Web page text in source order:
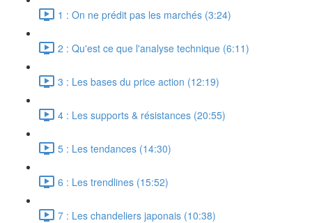
1 : On ne prédit pas les marchés (3:24)
2 : Qu'est ce que l'analyse technique (6:11)
3 : Les bases du price action (12:19)
4 : Les supports & résistances (20:55)
5 : Les tendances (14:30)
6 : Les trendlines (15:52)
7 : Les chandeliers japonais (10:38)